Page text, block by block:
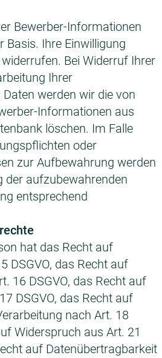
Bewerber-Informationen
Ihre Einwilligung
Bei Widerruf Ihrer
Ihrer
werden wir die von
Informationen aus
löschen. Im Falle
oder
zur Aufbewahrung werden
der aufzubewahrenden
entsprechend
hat das Recht auf
DSGVO, das Recht auf
16 DSGVO, das Recht auf
DSGVO, das Recht auf
nach Art. 18
Widerspruch aus Art. 21
auf Datenübertragbarkeit